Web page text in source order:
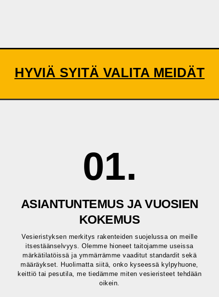
HYVIÄ SYITÄ VALITA MEIDÄT
01.
ASIANTUNTEMUS JA VUOSIEN
KOKEMUS
Vesieristyksen merkitys rakenteiden suojelussa on meille
itsestäänselvyys. Olemme hioneet taitojamme useissa
märkätilatöissä ja ymmärrämme vaaditut standardit sekä
määräykset. Huolimatta siitä, onko kyseessä kylpyhuone,
keittiö tai pesutila, me tiedämme miten vesieristeet tehdään
oikein.